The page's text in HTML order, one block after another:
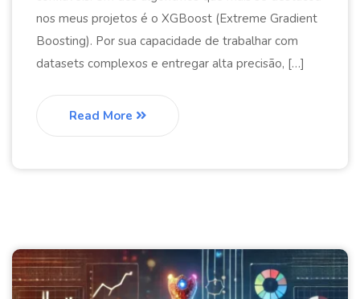
nos meus projetos é o XGBoost (Extreme Gradient
Boosting). Por sua capacidade de trabalhar com
datasets complexos e entregar alta precisão, […]
Read More